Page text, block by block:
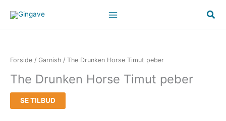
Søg
Forside / Garnish / The Drunken Horse Timut peber
The Drunken Horse Timut peber
SE TILBUD